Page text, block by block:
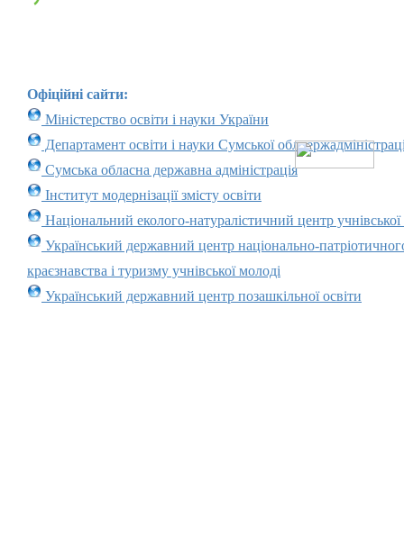
Офіційні сайти:
Міністерство освіти і науки України
Департамент освіти і науки Сумської
Сумська обласна державна адміністрація
Інститут модернізації змісту освіти
Національний еколого-натуралістичний центр учнівської
Український державний центр національно-
краєзнавства і туризму учнівської молоді
Український державний центр позашкільної освіти